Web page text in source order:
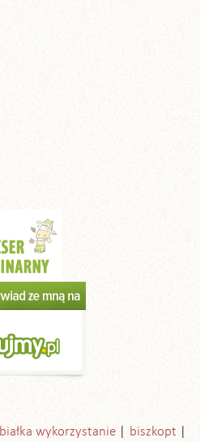
białka wykorzystanie
biszkopt